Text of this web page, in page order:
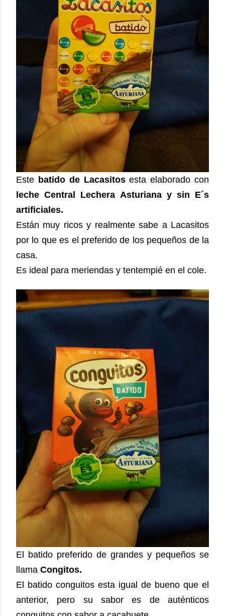
Este batido de Lacasitosesta elaborado con
leche Central Lechera Asturiana y sin E´s
artificiales.
Están muy ricos y realmente sabe a Lacasitos
por lo que es el preferido de los pequeños de la
casa.
Es ideal para meriendas y tentempié en el cole.
El batido preferido de grandes y pequeños se
llama Congitos.
El batido conguitos esta igual de bueno que el
anterior, pero su sabor es de auténticos